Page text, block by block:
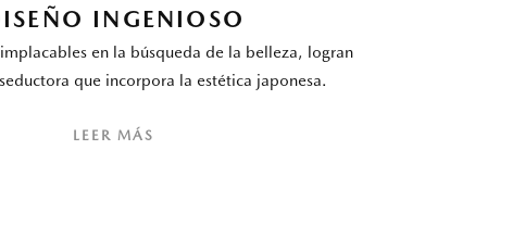
INGENIOSO
en la búsqueda de la belleza, logran
que incorpora la estética japonesa.
LEER MÁS